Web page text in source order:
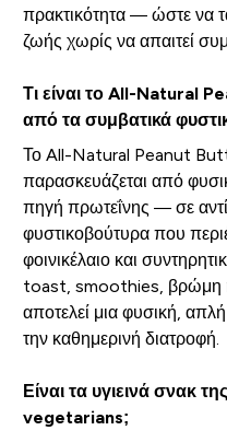
πρακτικότητα — ώστε να
ζωής χωρίς να απαιτεί
Τι είναι το All-Natural
από τα συμβατικά
Το All-Natural Peanut
παρασκευάζεται από
πηγή πρωτεΐνης — σε
φυστικοβούτυρα που
φοινικέλαιο και
toast, smoothies, βρώμη ή
αποτελεί μια φυσική,
την καθημερινή διατροφή.
Είναι τα υγιεινά σνακ
vegetarians;